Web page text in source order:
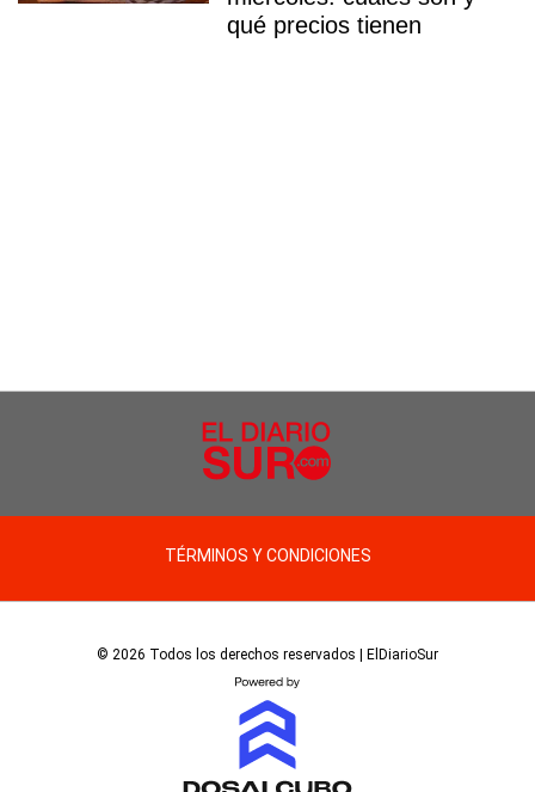
qué precios tienen
TÉRMINOS Y CONDICIONES
© 2026 Todos los derechos reservados | ElDiarioSur